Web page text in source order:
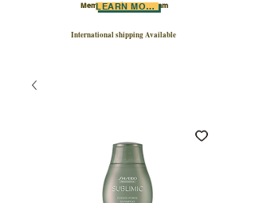
Member Points Program
International shipping Available
LEARN MORE